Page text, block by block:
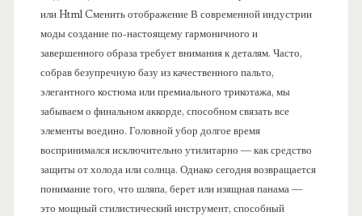
или Html Cменить отображение В современной индустрии
моды создание по-настоящему гармоничного и
завершенного образа требует внимания к деталям. Часто,
собрав безупречную базу из качественного пальто,
элегантного костюма или премиального трикотажа, мы
забываем о финальном аккорде, способном связать все
элементы воедино. Головной убор долгое время
воспринимался исключительно утилитарно — как средство
защиты от холода или солнца. Однако сегодня возвращается
понимание того, что шляпа, берет или изящная панама —
это мощный стилистический инструмент, способный